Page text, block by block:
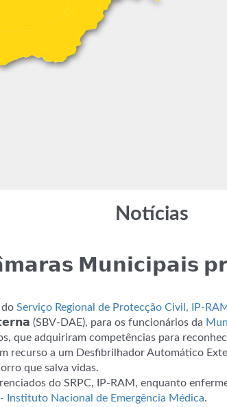
Notícias
𝗠𝘂𝗻𝗶𝗰𝗶𝗽𝗮𝗶𝘀
do Serviço Regional de Protecção Civil, IP-RAM
(SBV-DAE), para os funcionários da
que adquiriram competências para
recurso a um Desfibrilhador Automático
que salva vidas.
do SRPC, IP-RAM, enquanto
- Instituto Nacional de Emergência Médica.